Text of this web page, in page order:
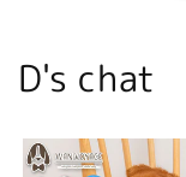
D's chat